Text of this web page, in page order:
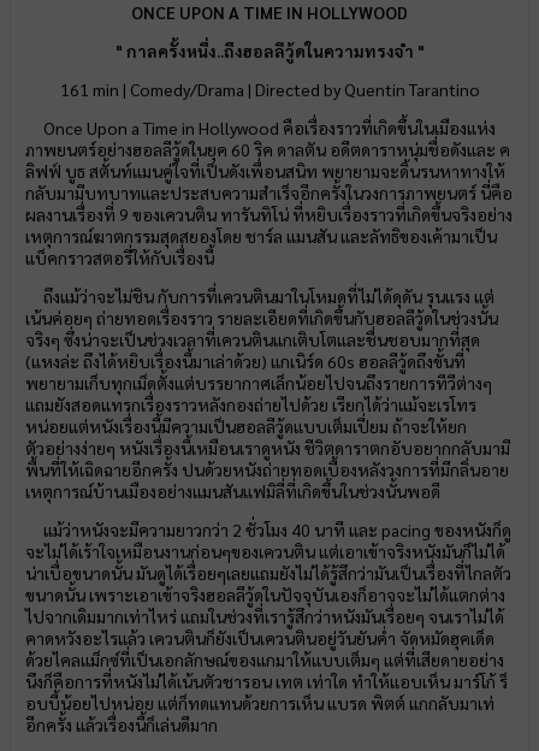
ONCE UPON A TIME IN HOLLYWOOD
" กาลครั้งหนึ่ง..ถึงฮอลลีวู้ดในความทรงจำ "
161 min | Comedy/Drama | Directed by Quentin Tarantino
Once Upon a Time in Hollywood คือเรื่องราวที่เกิดขึ้นในเมืองแห่ง
ภาพยนตร์อย่างฮอลลีวู้ดในยุค 60 ริค ดาลตัน อดีตดาราหนุ่มชื่อดังและ ค
ลิฟฟ์ บูธ สตั้นท์แมนคู่ใจที่เป็นดังเพื่อนสนิท พยายามจะดิ้นรนหาทางให้
กลับมามีบทบาทและประสบความสำเร็จอีกครั้งในวงการภาพยนตร์ นี่คือ
ผลงานเรื่องที่ 9 ของเควนติน ทารันทิโน่ ที่หยิบเรื่องราวที่เกิดขึ้นจริงอย่าง
เหตุการณ์ฆาตกรรมสุดสยองโดย ชาร์ล แมนสัน และลัทธิของเค้ามาเป็น
แบ็คกราวสตอรี่ให้กับเรื่องนี้
ถึงแม้ว่าจะไม่ชิน กับการที่เควนตินมาในโหมดที่ไม่ได้ดุดัน รุนแรง แต่
เน้นค่อยๆ ถ่ายทอดเรื่องราว รายละเอียดที่เกิดขึ้นกับฮอลลีวู้ดในช่วงนั้น
จริงๆ ซึ่งน่าจะเป็นช่วงเวลาที่เควนตินแกเติบโตและชื่นชอบมากที่สุด
(แหงล่ะ ถึงได้หยิบเรื่องนี้มาเล่าด้วย) แกเนิร์ด 60s ฮอลลีวู้ดถึงขั้นที่
พยายามเก็บทุกเม็ดตั้งแต่บรรยากาศเล็กน้อยไปจนถึงรายการทีวีต่างๆ
แถมยังสอดแทรกเรื่องราวหลังกองถ่ายไปด้วย เรียกได้ว่าแม้จะเรโทร
หน่อยแต่หนังเรื่องนี้มีความเป็นฮอลลีวู้ดแบบเต็มเปี่ยม ถ้าจะให้ยก
ตัวอย่างง่ายๆ หนังเรื่องนี้เหมือนเราดูหนัง ชีวิตดาราตกอับอยากกลับมามี
พื้นที่ให้เฉิดฉายอีกครั้ง ปนด้วยหนังถ่ายทอดเบื้องหลังวงการที่มีกลิ่นอาย
เหตุการณ์บ้านเมืองอย่างแมนสันแฟมิลี่ที่เกิดขึ้นในช่วงนั้นพอดี
แม้ว่าหนังจะมีความยาวกว่า 2 ชั่วโมง 40 นาที และ pacing ของหนังก็ดู
จะไม่ได้เร้าใจเหมือนงานก่อนๆของเควนติน แต่เอาเข้าจริงหนังมันก็ไม่ได้
น่าเบื่อขนาดนั้น มันดูได้เรื่อยๆเลยแถมยังไม่ได้รู้สึกว่ามันเป็นเรื่องที่ไกลตัว
ขนาดนั้น เพราะเอาเข้าจริงฮอลลีวู้ดในปัจจุบันเองก็อาจจะไม่ได้แตกต่าง
ไปจากเดิมมากเท่าไหร่ แถมในช่วงที่เรารู้สึกว่าหนังมันเรื่อยๆ จนเราไม่ได้
คาดหวังอะไรแล้ว เควนตินก็ยังเป็นเควนตินอยู่วันยันค่ำ จัดหมัดฮุคเด็ด
ด้วยไคลแม็กซ์ที่เป็นเอกลักษณ์ของแกมาให้แบบเต็มๆ แต่ที่เสียดายอย่าง
นึงก็คือการที่หนังไม่ได้เน้นตัวชารอน เทต เท่าใด ทำให้แอบเห็น มาร์โก้ ร็
อบบี้น้อยไปหน่อย แต่ก็ทดแทนด้วยการเห็น แบรด พิตต์ แกกลับมาเท่
อีกครั้ง แล้วเรื่องนี้ก็เล่นดีมาก